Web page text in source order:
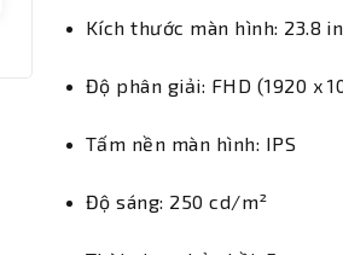
Kích thước màn hình: 23.8
Độ phân giải: FHD (1920 x
Tấm nền màn hình: IPS
Độ sáng: 250 cd/m²